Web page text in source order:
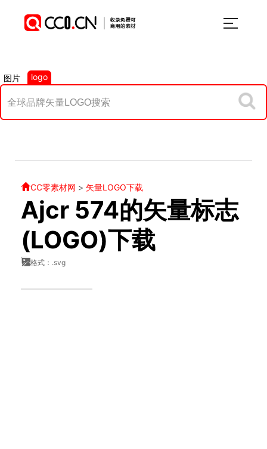
图片 logo
CC零素材网 > 矢量LOGO下载
Ajcr 574的矢量标志
(LOGO)下载
格式：.svg